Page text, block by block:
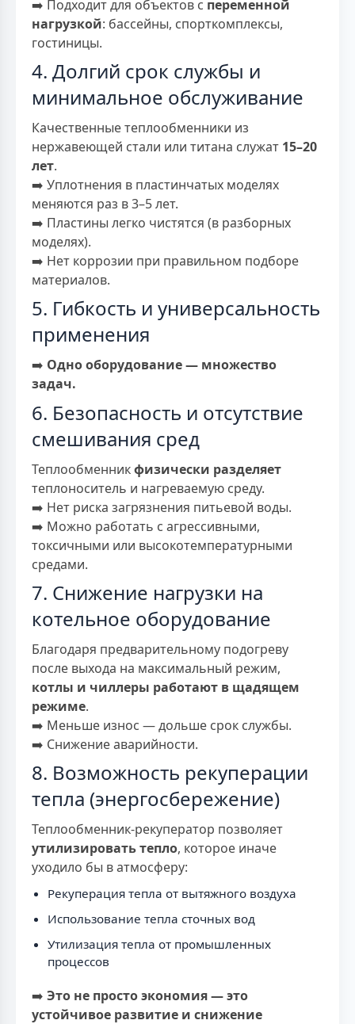
➡️ Подходит для объектов с переменной
нагрузкой: бассейны, спорткомплексы,
гостиницы.
4. Долгий срок службы и
минимальное обслуживание
Качественные теплообменники из
нержавеющей стали или титана служат 15–20
лет.
➡️ Уплотнения в пластинчатых моделях
меняются раз в 3–5 лет.
➡️ Пластины легко чистятся (в разборных
моделях).
➡️ Нет коррозии при правильном подборе
материалов.
5. Гибкость и универсальность
применения
➡️ Одно оборудование — множество
задач.
6. Безопасность и отсутствие
смешивания сред
Теплообменникфизически разделяет
теплоноситель и нагреваемую среду.
➡️ Нет риска загрязнения питьевой воды.
➡️ Можно работать с агрессивными,
токсичными или высокотемпературными
средами.
7. Снижение нагрузки на
котельное оборудование
Благодаря предварительному подогреву
после выхода на максимальный режим,
котлы и чиллеры работают в щадящем
режиме.
➡️ Меньше износ — дольше срок службы.
➡️ Снижение аварийности.
8. Возможность рекуперации
тепла (энергосбережение)
Теплообменник-рекуператор позволяет
утилизировать тепло, которое иначе
уходило бы в атмосферу:
Рекуперация тепла от вытяжного воздуха
Использование тепла сточных вод
Утилизация тепла от промышленных
процессов
➡️ Это не просто экономия — это
устойчивое развитие и снижение